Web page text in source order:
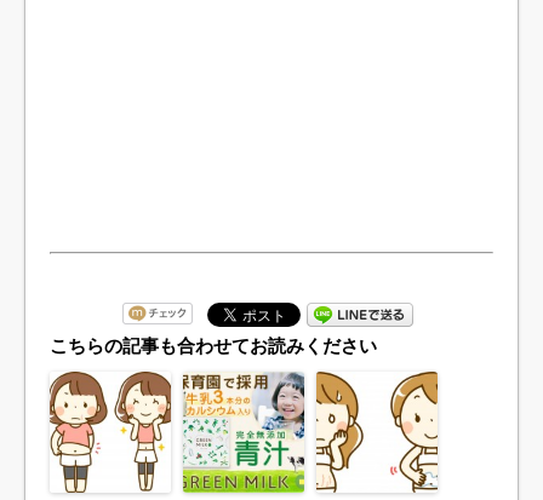
こちらの記事も合わせてお読みください